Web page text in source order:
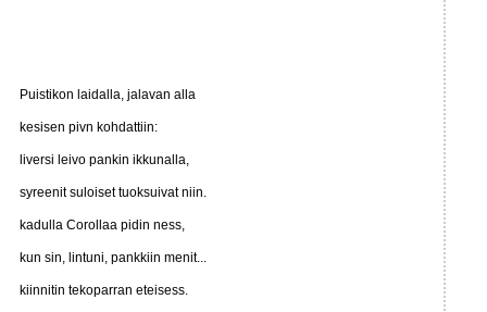
Puistikon laidalla, jalavan alla
kesisen pivn kohdattiin:
liversi leivo pankin ikkunalla,
syreenit suloiset tuoksuivat niin.
kadulla Corollaa pidin ness,
kun sin, lintuni, pankkiin menit...
kiinnitin tekoparran eteisess.